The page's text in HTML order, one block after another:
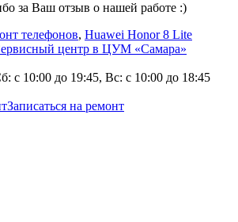
за Ваш отзыв о нашей работе :)
телефонов, Huawei Honor 8 Lite
центр в ЦУМ «Самара»
с 10:00 до 19:45, Вс: с 10:00 до 18:45
Записаться на ремонт